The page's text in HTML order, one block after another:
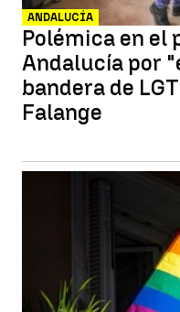
ANDALUCÍA
Polémica en el
Andalucía por
bandera de
Falange